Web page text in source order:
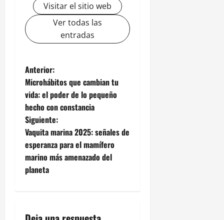
Visitar el sitio web
Ver todas las
entradas
N
a
v
e
g
a
Anterior:
Microhábitos que cambian tu
vida: el poder de lo pequeño
hecho con constancia
Siguiente:
Vaquita marina 2025: señales de
esperanza para el mamífero
marino más amenazado del
planeta